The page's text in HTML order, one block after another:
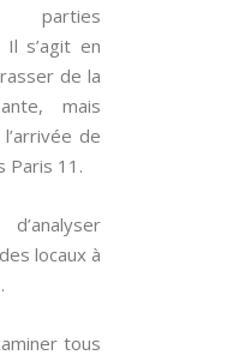
Il s’agit en
de la
mais
de
Paris 11.
locaux à
tous